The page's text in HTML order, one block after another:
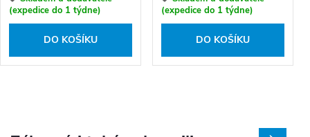
(expedice do 1 týdne)
DO KOŠÍKU
(expedice do 1 týdne)
DO KOŠÍKU